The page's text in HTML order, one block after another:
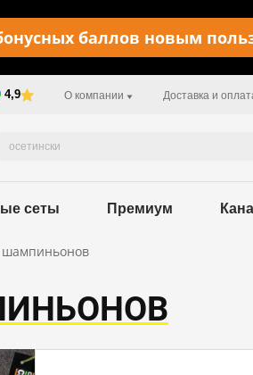
баллов новым
4,9 О компании Доставка и
сеты Премиум
шампиньонов